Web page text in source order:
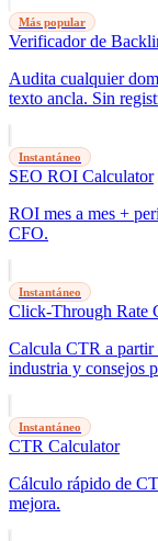
Más popular
Verificador de
Audita cualquier
texto ancla. Sin
Instantáneo
SEO ROI Calculator
ROI mes a mes +
CFO.
Instantáneo
Click-Through Rate
Calcula CTR a
industria y consejos
Instantáneo
CTR Calculator
Cálculo rápido de
mejora.